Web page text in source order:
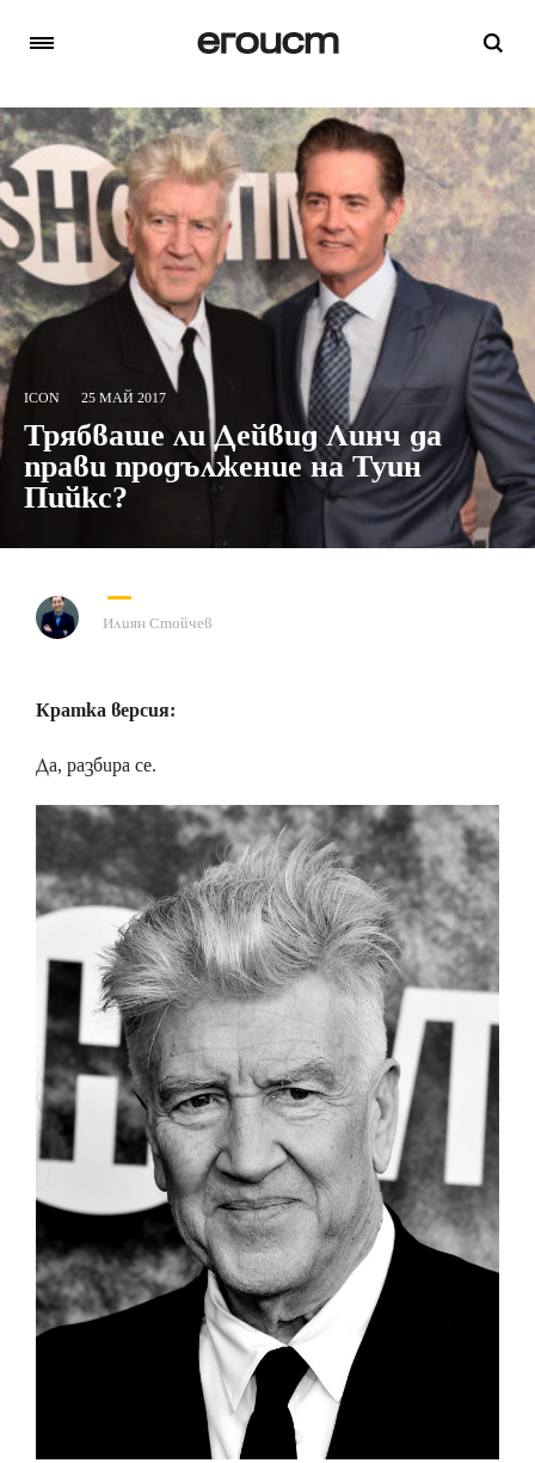
ICON 25 МАЙ 2017
Трябваше ли Дейвид Линч да
прави продължение на Туин
Пийкс?
Илиян Стойчев
Кратка версия:
Да, разбира се.